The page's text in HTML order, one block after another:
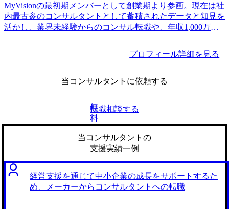
MyVisionの最初期メンバーとして創業期より参画。現在は社
内最古参のコンサルタントとして蓄積されたデータと知見を
活かし、業界未経験からのコンサル転職や、年収1,000万円
プロフィール詳細を見る
当コンサルタントに依頼する
無
料
転職相談する
当コンサルタントの
支援実績一例
経営支援を通じて中小企業の成長をサポートするた
め、メーカーからコンサルタントへの転職